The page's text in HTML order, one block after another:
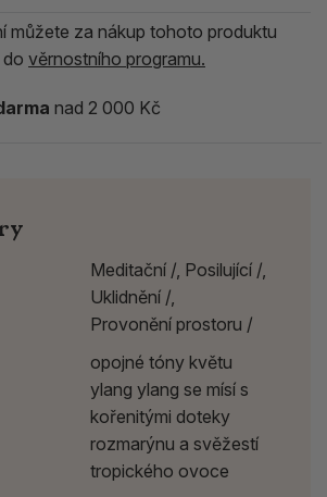
můžete za nákup tohoto produktu
do věrnostního programu.
nad 2 000 Kč
Meditační /, Posilující /,
Uklidnění /,
Provonění prostoru /
opojné tóny květu
ylang ylang se mísí s
kořenitými doteky
rozmarýnu a svěžestí
tropického ovoce